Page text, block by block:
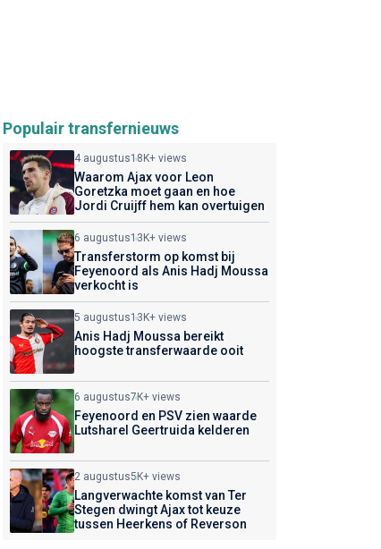
Populair transfernieuws
4 augustus18K+ views
Waarom Ajax voor Leon
Goretzka moet gaan en hoe
Jordi Cruijff hem kan overtuigen
6 augustus13K+ views
Transferstorm op komst bij
Feyenoord als Anis Hadj Moussa
verkocht is
5 augustus13K+ views
Anis Hadj Moussa bereikt
hoogste transferwaarde ooit
6 augustus7K+ views
Feyenoord en PSV zien waarde
Lutsharel Geertruida kelderen
2 augustus5K+ views
Langverwachte komst van Ter
Stegen dwingt Ajax tot keuze
tussen Heerkens of Reverson